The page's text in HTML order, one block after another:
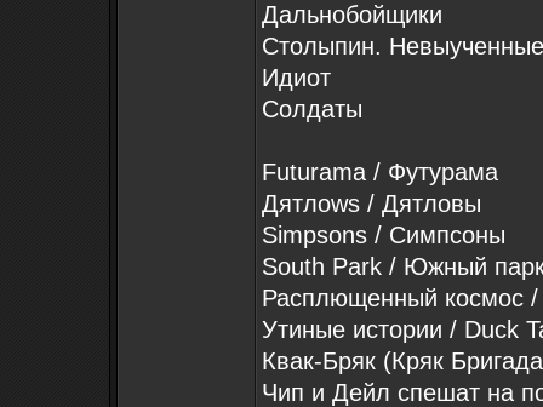
Дальнобойщики
Столыпин.
Идиот
Солдаты
Futurama / Футурама
Дятлоws / Дятловы
Simpsons / Симпсоны
South Park / Южный
Расплющенный космос /
Утиные истории / Duck
Квак-Бряк (Кряк
Чип и Дейл спешат на